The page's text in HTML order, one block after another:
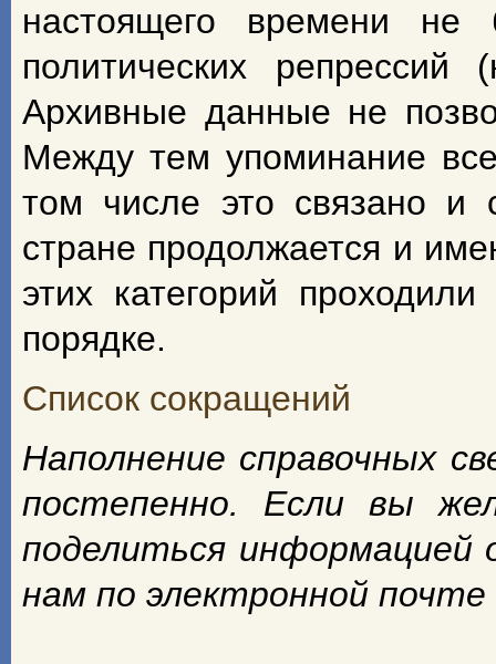
настоящего времени не
политических
Архивные данные не
Между тем упоминание
том числе это связано и
стране продолжается и
этих категорий
порядке.
Список сокращений
Наполнение справочных
постепенно. Если вы
поделиться информацией
нам по электронной почте